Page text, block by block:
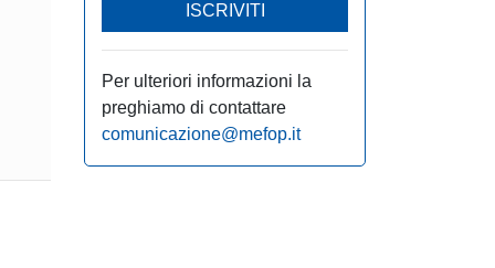
ISCRIVITI
Per ulteriori informazioni la
preghiamo di contattare
comunicazione@mefop.it